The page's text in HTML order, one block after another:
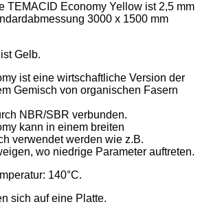
TEMACID Economy Yellow ist 2,5 mm
3000 x 1500 mm
Gelb.
ist eine wirtschaftliche Version der
Gemisch von organischen Fasern
NBR/SBR verbunden.
kann in einem breiten
verwendet werden wie z.B.
wo niedrige Parameter auftreten.
140°C.
sich auf eine Platte.